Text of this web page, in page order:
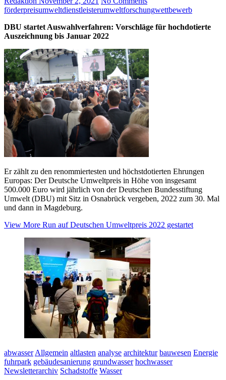
förderpreisumweltdienstleisterumweltforschungwettbewerb
DBU startet Auswahlverfahren: Vorschläge für hochdotierte
Auszeichnung bis Januar 2022
Er zählt zu den renommiertesten und höchstdotierten Ehrungen
Europas: Der Deutsche Umweltpreis in Höhe von insgesamt
500.000 Euro wird jährlich von der Deutschen Bundesstiftung
Umwelt (DBU) mit Sitz in Osnabrück vergeben, 2022 zum 30. Mal
und dann in Magdeburg.
View More Run auf Deutschen Umweltpreis 2022 gestartet
abwasser Allgemein altlasten analyse architektur bauwesen Energie
fuhrpark gebäudesanierung grundwasser hochwasser
Newsletterarchiv Schadstoffe Wasser